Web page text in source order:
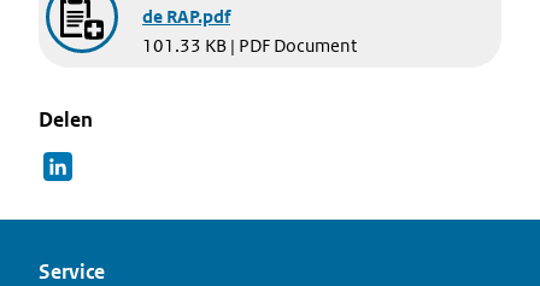
de RAP.pdf
101.33 KB | PDF Document
Delen
Service